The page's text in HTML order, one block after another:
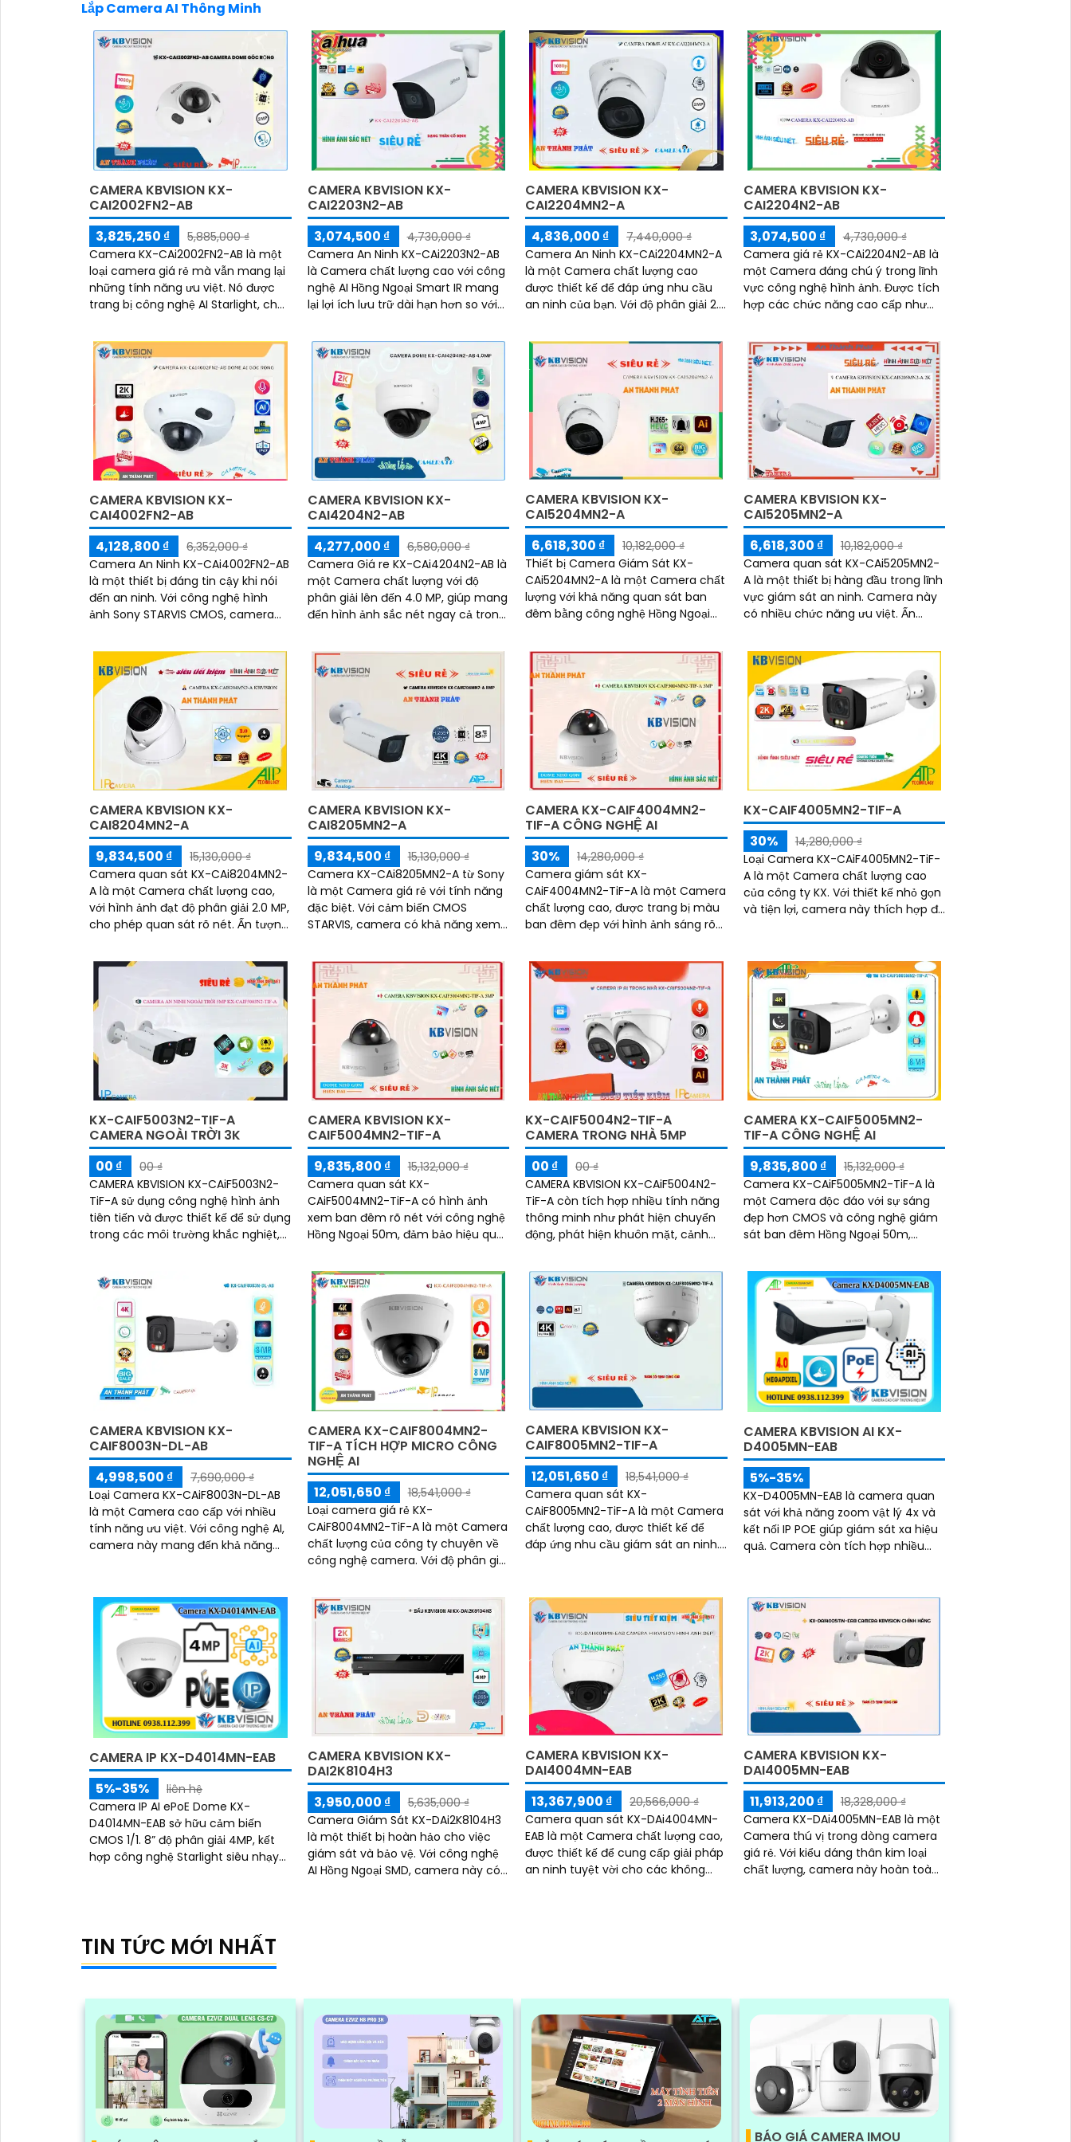
Lắp Camera AI Thông Minh
CAMERA KBVISION KX-
CAI2002FN2-AB
3,825,250 ₫
5,885,000 ₫
Camera KX-CAi2002FN2-AB là một
loại camera giá rẻ mà vẫn mang lại
những tính năng ưu việt. Nó được
trang bị công nghệ AI Starlight, cho
chất lượng hình ảnh rõ nét
CAMERA KBVISION KX-
CAI2203N2-AB
3,074,500 ₫
4,730,000 ₫
Camera An Ninh KX-CAi2203N2-AB
là Camera chất lượng cao với công
nghệ AI Hồng Ngoại Smart IR mang
lại lợi ích lưu trữ dài hạn hơn so với
H.265+/H.265/H.264+/H
CAMERA KBVISION KX-
CAI2204MN2-A
4,836,000 ₫
7,440,000 ₫
Camera An Ninh KX-CAi2204MN2-A
là một Camera chất lượng cao
được thiết kế để đáp ứng nhu cầu
an ninh của bạn. Với độ phân giải 2.0
và ghi lại...
CAMERA KBVISION KX-
CAI2204N2-AB
3,074,500 ₫
4,730,000 ₫
Camera giá rẻ KX-CAi2204N2-AB là
một Camera đáng chú ý trong lĩnh
vực công nghệ hình ảnh. Được tích
hợp các chức năng cao cấp như
Công nghệ nén hình ảnh H.265+/H
CAMERA KBVISION KX-
CAI4002FN2-AB
4,128,800 ₫
6,352,000 ₫
Camera An Ninh KX-CAi4002FN2-AB
là một thiết bị đáng tin cậy khi nói
đến an ninh. Với công nghệ hình
ảnh Sony STARVIS CMOS, camera
với chất lượng hình sáng hơn
CAMERA KBVISION KX-
CAI4204N2-AB
4,277,000 ₫
6,580,000 ₫
Camera Giá re KX-CAi4204N2-AB là
một Camera chất lượng với độ
phân giải lên đến 4.0 MP, giúp mang
đến hình ảnh sắc nét ngay cả trong
CAMERA KBVISION KX-
CAI5204MN2-A
6,618,300 ₫
10,182,000 ₫
Thiết bị Camera Giám Sát KX-
CAi5204MN2-A là một Camera chất
lượng với khả năng quan sát ban
đêm bằng công nghệ Hồng Ngoại
ban đêm tốt nhất được đảm bảo
với công nghệ hình ảnh sắc nét
Ultra 4k lite của hãng IP POE
CAMERA KBVISION KX-
CAI5205MN2-A
6,618,300 ₫
10,182,000 ₫
Camera quan sát KX-CAi5205MN2-
A là một thiết bị hàng đầu trong lĩnh
vực giám sát an ninh. Camera này
có nhiều chức năng ưu việt. Ấn
công nghệ AI...
CAMERA KBVISION KX-
CAI8204MN2-A
9,834,500 ₫
15,130,000 ₫
Camera quan sát KX-CAi8204MN2-
A là một Camera chất lượng cao,
với hình ảnh đạt độ phân giải 2.0 MP,
cho phép quan sát rõ nét. Ấn tượng
này được...
CAMERA KBVISION KX-
CAI8205MN2-A
9,834,500 ₫
15,130,000 ₫
Camera KX-CAi8205MN2-A từ Sony
là một Camera giá rẻ với tính năng
đặc biệt. Với cảm biến CMOS
STARVIS, camera có khả năng xem
hình ảnh sắc nét
CAMERA KX-CAIF4004MN2-
TIF-A CÔNG NGHỆ AI
30%
14,280,000 ₫
Camera giám sát KX-
CAiF4004MN2-TiF-A là một Camera
chất lượng cao, được trang bị màu
ban đêm đẹp với hình ảnh sáng rõ
Camera này hiệu quả trong việc...
KX-CAIF4005MN2-TIF-A
30%
14,280,000 ₫
Loại Camera KX-CAiF4005MN2-TiF-
A là một Camera chất lượng cao
của công ty KX. Với thiết kế nhỏ gọn
và tiện lợi, camera này thích hợp để
nhà xưởng, khách sạn
KX-CAIF5003N2-TIF-A
CAMERA NGOÀI TRỜI 3K
00 ₫
00 ₫
CAMERA KBVISION KX-CAiF5003N2-
TiF-A sử dụng công nghệ hình ảnh
tiên tiến và được thiết kế để sử dụng
trong các môi trường khắc nghiệt,
CAMERA KBVISION KX-
CAIF5004MN2-TIF-A
9,835,800 ₫
15,132,000 ₫
Camera quan sát KX-
CAiF5004MN2-TiF-A có hình ảnh
xem ban đêm rõ nét với công nghệ
Hồng Ngoại 50m, đảm bảo hiệu quả
được trang bị công nghệ siêu sáng
Ultra 4k lite IP để mang đến hình
ảnh sắc nét và đẹp
KX-CAIF5004N2-TIF-A
CAMERA TRONG NHÀ 5MP
00 ₫
00 ₫
CAMERA KBVISION KX-CAiF5004N2-
TiF-A còn tích hợp nhiều tính năng
thông minh như phát hiện chuyển
động, phát hiện khuôn mặt, cảnh
tăng cường tính...
CAMERA KX-CAIF5005MN2-
TIF-A CÔNG NGHỆ AI
9,835,800 ₫
15,132,000 ₫
Camera KX-CAiF5005MN2-TiF-A là
một Camera độc đáo với sự sáng
đẹp hơn CMOS và công nghệ giám
sát ban đêm Hồng Ngoại 50m,
hiệu quả vào ban đêm. Với...
CAMERA KBVISION KX-
CAIF8003N-DL-AB
4,998,500 ₫
7,690,000 ₫
Loại Camera KX-CAiF8003N-DL-AB
là một Camera cao cấp với nhiều
tính năng ưu việt. Với công nghệ AI,
camera này mang đến khả năng
CAMERA KX-CAIF8004MN2-
TIF-A TÍCH HỢP MICRO CÔNG
NGHỆ AI
12,051,650 ₫
18,541,000 ₫
Loại camera giá rẻ KX-
CAiF8004MN2-TiF-A là một Camera
chất lượng của công ty chuyên về
công nghệ camera. Với độ phân giải
ảnh sắc nét và chất lượng màu sắc
tuyệt vời
CAMERA KBVISION KX-
CAIF8005MN2-TIF-A
12,051,650 ₫
18,541,000 ₫
Camera quan sát KX-
CAiF8005MN2-TiF-A là một Camera
chất lượng cao, được thiết kế để
đáp ứng nhu cầu giám sát an ninh.
quan sát rõ nét và chi tiết trong mọi
điều kiện ánh sáng
CAMERA KBVISION AI KX-
D4005MN-EAB
5%-35%
KX-D4005MN-EAB là camera quan
sát với khả năng zoom vật lý 4x và
kết nối IP POE giúp giám sát xa hiệu
quả. Camera còn tích hợp nhiều
phân tích người, xe, biển số, SMD3
CAMERA IP KX-D4014MN-EAB
5%-35%
liên hệ
Camera IP AI ePoE Dome KX-
D4014MN-EAB sở hữu cảm biến
CMOS 1/1. 8” độ phân giải 4MP, kết
hợp công nghệ Starlight siêu nhạy
CAMERA KBVISION KX-
DAI2K8104H3
3,950,000 ₫
5,635,000 ₫
Camera Giám Sát KX-DAi2K8104H3
là một thiết bị hoàn hảo cho việc
giám sát và bảo vệ. Với công nghệ
AI Hồng Ngoại SMD, camera này có
CAMERA KBVISION KX-
DAI4004MN-EAB
13,367,900 ₫
20,566,000 ₫
Camera quan sát KX-DAi4004MN-
EAB là một Camera chất lượng cao,
được thiết kế để cung cấp giải pháp
an ninh tuyệt vời cho các không
CAMERA KBVISION KX-
DAI4005MN-EAB
11,913,200 ₫
18,328,000 ₫
Camera KX-DAi4005MN-EAB là một
Camera thú vị trong dòng camera
giá rẻ. Với kiểu dáng thân kim loại
chất lượng, camera này hoàn toàn
TIN TỨC MỚI NHẤT
BÁO GIÁ CAMERA IMOU